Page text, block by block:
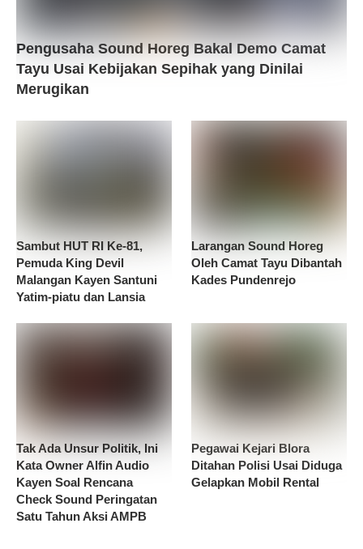
Pengusaha Sound Horeg Bakal Demo Camat
Tayu Usai Kebijakan Sepihak yang Dinilai
Merugikan
Sambut HUT RI Ke-81,
Pemuda King Devil
Malangan Kayen Santuni
Yatim-piatu dan Lansia
Larangan Sound Horeg
Oleh Camat Tayu Dibantah
Kades Pundenrejo
Tak Ada Unsur Politik, Ini
Kata Owner Alfin Audio
Kayen Soal Rencana
Check Sound Peringatan
Satu Tahun Aksi AMPB
Pegawai Kejari Blora
Ditahan Polisi Usai Diduga
Gelapkan Mobil Rental